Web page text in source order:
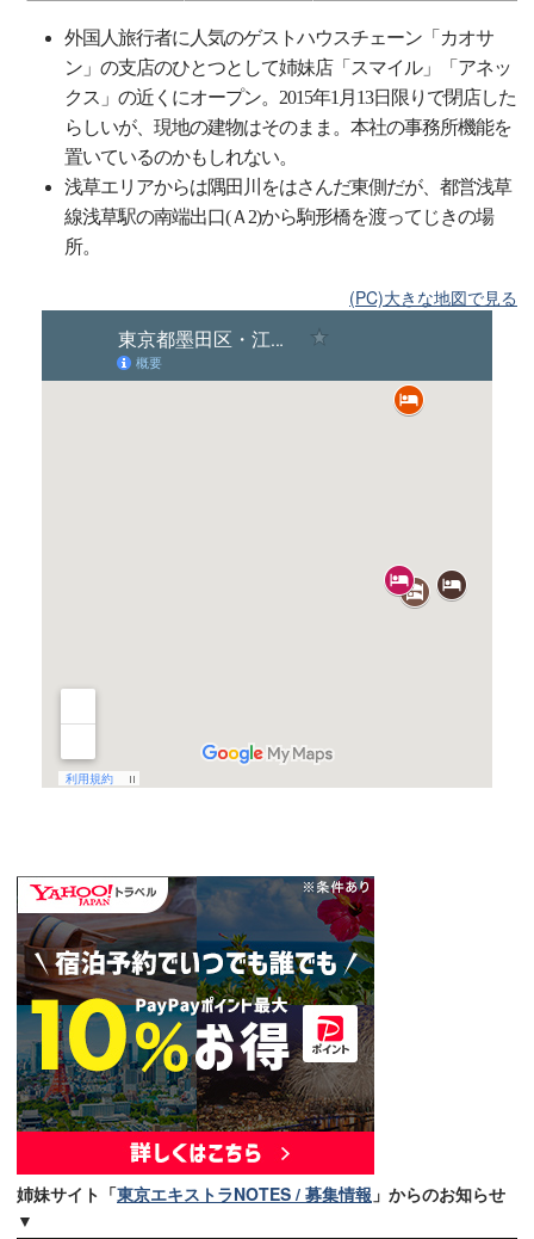
外国人旅行者に人気のゲストハウスチェーン「カオサ
ン」の支店のひとつとして姉妹店「スマイル」「アネッ
クス」の近くにオープン。2015年1月13日限りで閉店した
らしいが、現地の建物はそのまま。本社の事務所機能を
置いているのかもしれない。
浅草エリアからは隅田川をはさんだ東側だが、都営浅草
線浅草駅の南端出口(Ａ2)から駒形橋を渡ってじきの場
所。
(PC)大きな地図で見る
姉妹サイト「東京エキストラNOTES / 募集情報 」からのお知らせ
▼